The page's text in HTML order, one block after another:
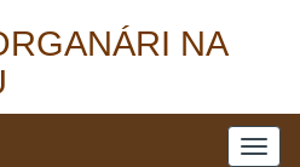
NA